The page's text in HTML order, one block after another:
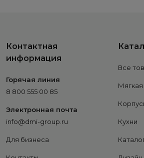
Контактная
информация
Горячая линия
8 800 555 00 85
Электронная почта
info@dmi-group.ru
Для бизнеса
Все
Кухни